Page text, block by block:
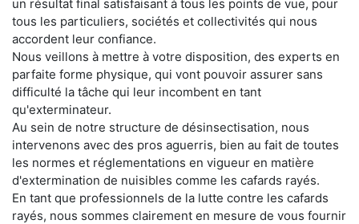
un résultat final satisfaisant à tous les points de vue, pour
tous les particuliers, sociétés et collectivités qui nous
accordent leur confiance.
Nous veillons à mettre à votre disposition, des experts en
parfaite forme physique, qui vont pouvoir assurer sans
difficulté la tâche qui leur incombent en tant
qu'exterminateur.
Au sein de notre structure de désinsectisation, nous
intervenons avec des pros aguerris, bien au fait de toutes
les normes et réglementations en vigueur en matière
d'extermination de nuisibles comme les cafards rayés.
En tant que professionnels de la lutte contre les cafards
rayés, nous sommes clairement en mesure de vous fournir